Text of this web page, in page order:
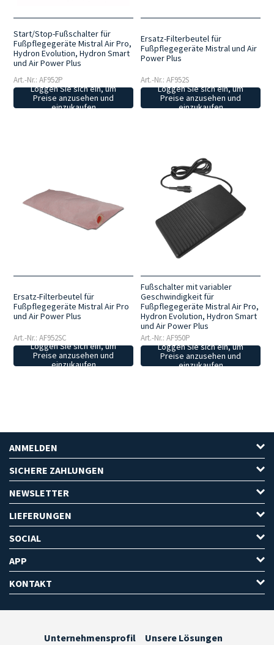
Start/Stop-Fußschalter für
Fußpflegegeräte Mistral Air Pro,
Hydron Evolution, Hydron Smart
und Air Power Plus
Art.-Nr.: AF952P
Loggen Sie sich ein, um
Preise anzusehen und
einzukaufen
Ersatz-Filterbeutel für
Fußpflegegeräte Mistral und Air
Power Plus
Art.-Nr.: AF952S
Loggen Sie sich ein, um
Preise anzusehen und
einzukaufen
Ersatz-Filterbeutel für
Fußpflegegeräte Mistral Air Pro
und Air Power Plus
Art.-Nr.: AF952SC
Loggen Sie sich ein, um
Preise anzusehen und
einzukaufen
Fußschalter mit variabler
Geschwindigkeit für
Fußpflegegeräte Mistral Air Pro,
Hydron Evolution, Hydron Smart
und Air Power Plus
Art.-Nr.: AF950P
Loggen Sie sich ein, um
Preise anzusehen und
einzukaufen
ANMELDEN
SICHERE ZAHLUNGEN
NEWSLETTER
LIEFERUNGEN
SOCIAL
APP
KONTAKT
Unternehmensprofil Unsere Lösungen